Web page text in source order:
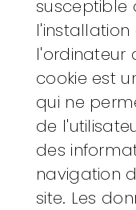
susceptible
l'installation
l'ordinateur
cookie est
qui ne
de
des
navigation
site. Les